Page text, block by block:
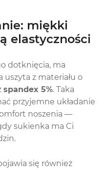
miękki
elastyczności
dotknięcia, ma
uszyta z materiału o
spandex 5%. Taka
przyjemne układanie
noszenia —
sukienka ma Ci
się również